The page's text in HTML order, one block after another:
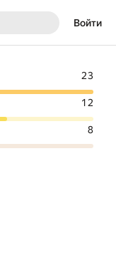
Войти
23
12
8